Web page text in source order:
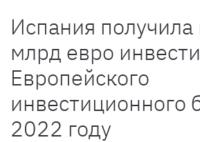
Испания получила
млрд евро
Европейского
инвестиционного
2022 году